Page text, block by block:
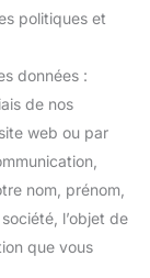
politiques et
données :
de nos
web ou par
nom, prénom,
l’objet de
que vous